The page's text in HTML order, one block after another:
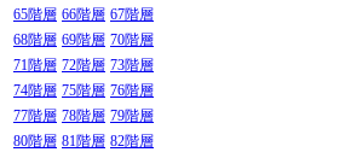
65階層 66階層 67階層
68階層 69階層 70階層
71階層 72階層 73階層
74階層 75階層 76階層
77階層 78階層 79階層
80階層 81階層 82階層